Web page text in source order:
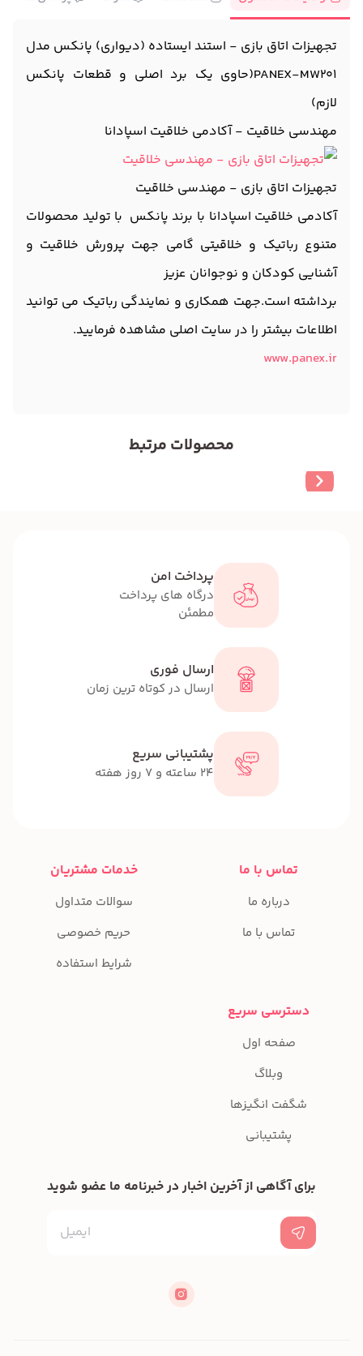
تجهیزات اتاق بازی - استند ایستاده (دیواری) پانکس مدل
PANEX-MW201(حاوی یک برد اصلی و قطعات پانکس
لازم)
مهندسی خلاقیت - آکادمی خلاقیت اسپادانا
تجهیزات اتاق بازی - مهندسی خلاقیت
آکادمی خلاقیت اسپادانا با برند پانکس با تولید محصولات
متنوع رباتیک و خلاقیتی گامی جهت پرورش خلاقیت و
آشنایی کودکان و نوجوانان عزیز
برداشته است.جهت همکاری و نمایندگی رباتیک می توانید
اطلاعات بیشتر را در سایت اصلی مشاهده فرمایید.
www.panex.ir
محصولات مرتبط
پرداخت امن
درگاه های پرداخت
مطمئن
ارسال فوری
ارسال در کوتاه ترین زمان
پشتیبانی سریع
24 ساعته و 7 روز هفته
تماس با ما
درباره ما
تماس با ما
خدمات مشتریان
سوالات متداول
حریم خصوصی
شرایط استفاده
دسترسی سریع
صفحه اول
وبلاگ
شگفت انگیزها
پشتیبانی
برای آگاهی از آخرین اخبار در خبرنامه ما عضو شوید